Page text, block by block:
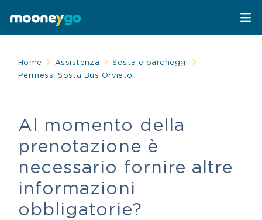
Parcheggi
Sosta su strisce blu
Spostati con MooneyGo
Trasporto pubblico
Treni e bus
Telepedaggio
Telepedaggio
Parcheggi convenzionati
Assistenza Stradale
Attrazioni
Home Assistenza
Sosta e parcheggi
Permessi Sosta Bus Orvieto
Al momento della
prenotazione è
necessario fornire altre
informazioni
obbligatorie?